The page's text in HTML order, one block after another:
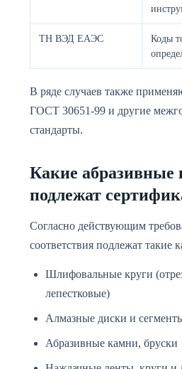
ТН ВЭД ЕАЭС
Коды
В ряде случаев также
ГОСТ 30651-99 и другие
стандарты.
Какие абразивные
подлежат
Согласно действующим
соответствия подлежат такие
Шлифовальные круги
лепестковые)
Алмазные диски и
Абразивные камни, бруски